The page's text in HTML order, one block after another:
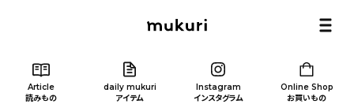
Article
読みもの
daily mukuri
アイテム
Instagram
インスタグラム
Online Shop
お買いもの